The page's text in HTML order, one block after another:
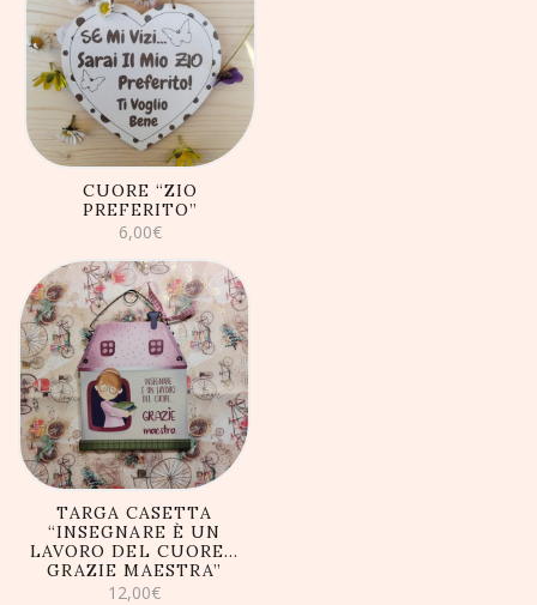
AGGIUNGI AL
CARRELLO
CUORE “ZIO
PREFERITO”
6,00€
AGGIUNGI AL
CARRELLO
TARGA CASETTA
“INSEGNARE È UN
LAVORO DEL CUORE…
GRAZIE MAESTRA”
12,00€